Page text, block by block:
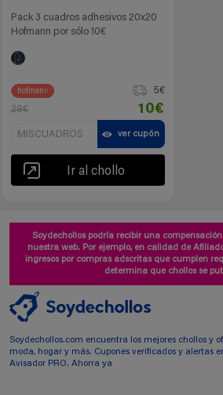
Pack 3 cuadros adhesivos 20x20
Hofmann por sólo 10€
hofmann
5€
28€
10€
MISCUADROS ver cupón
Ir al chollo
Soydechollos podría recibir una
nuestra web. Por ejemplo, en calidad de
ingresos por compras adscritas que cumplen
determina que chollos se
Soydechollos.com encuentra los mejores chollos y
moda, hogar y más. Cupones verificados y alertas
Avisador PRO. Ahorra ya